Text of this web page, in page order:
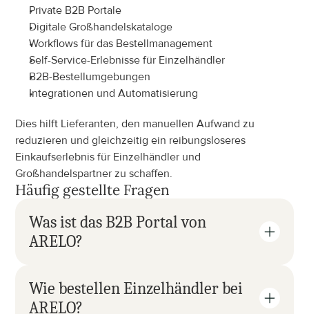
Private B2B Portale
Digitale Großhandelskataloge
Workflows für das Bestellmanagement
Self-Service-Erlebnisse für Einzelhändler
B2B-Bestellumgebungen
Integrationen und Automatisierung
Dies hilft Lieferanten, den manuellen Aufwand zu
reduzieren und gleichzeitig ein reibungsloseres
Einkaufserlebnis für Einzelhändler und
Großhandelspartner zu schaffen.
Häufig gestellte Fragen
Was ist das B2B Portal von
ARELO?
Wie bestellen Einzelhändler bei
ARELO?